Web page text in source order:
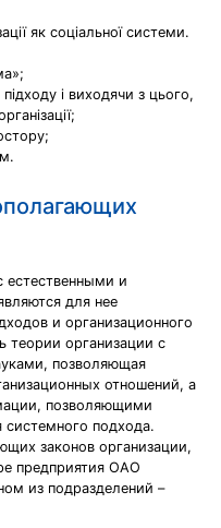
як соціальної системи.
і виходячи з цього,
естественными и
для нее
и организационного
теории организации с
позволяющая
отношений, а
позволяющими
системного подхода.
законов организации,
предприятия ОАО
из подразделений –